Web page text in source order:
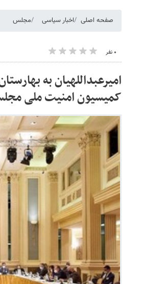
صفحه اصلی اخبار سیاسی مجلس
۰ نفر
امیرعبداللهیان به
کمیسیون امنیت ملی